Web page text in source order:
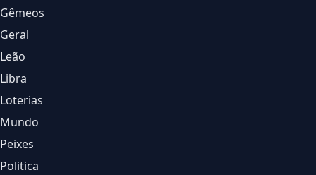
Gêmeos
Geral
Leão
Libra
Loterias
Mundo
Peixes
Politica